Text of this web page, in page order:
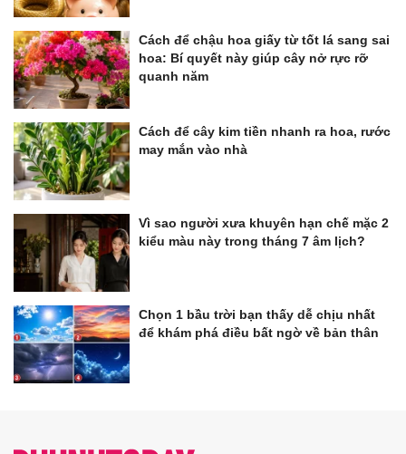
Cách để chậu hoa giấy từ tốt lá sang sai
hoa: Bí quyết này giúp cây nở rực rỡ
quanh năm
Cách để cây kim tiền nhanh ra hoa, rước
may mắn vào nhà
Vì sao người xưa khuyên hạn chế mặc 2
kiểu màu này trong tháng 7 âm lịch?
Chọn 1 bầu trời bạn thấy dễ chịu nhất
để khám phá điều bất ngờ về bản thân